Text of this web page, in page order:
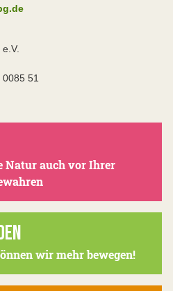
51
Natur auch vor Ihrer
wir mehr bewegen!